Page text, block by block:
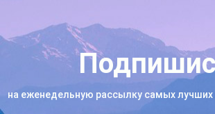
на еженедельную рассылку самых лучших